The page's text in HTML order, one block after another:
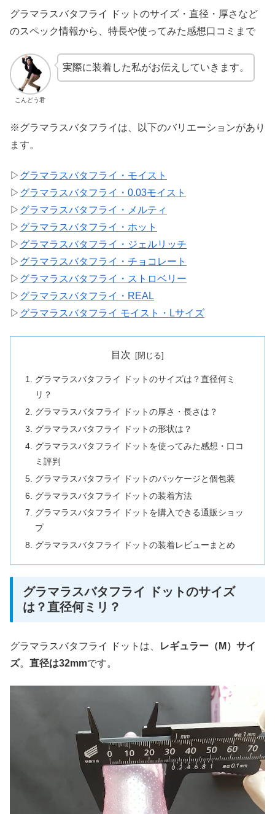
グラマラスバタフライ ドットのサイズ・直径・厚さなど
のスペック情報から、特長や使ってみた感想口コミまで
こんどう君
実際に装着した私がお伝えしていきます。
※グラマラスバタフライは、以下のバリエーションがあり
ます。
▷ グラマラスバタフライ・モイスト
▷ グラマラスバタフライ・0.03モイスト
▷ グラマラスバタフライ・メルティ
▷ グラマラスバタフライ・ホット
▷ グラマラスバタフライ・ジェルリッチ
▷ グラマラスバタフライ・チョコレート
▷ グラマラスバタフライ・ストロベリー
▷ グラマラスバタフライ・REAL
▷ グラマラスバタフライ モイスト・Lサイズ
目次
グラマラスバタフライ ドットのサイズは？直径何ミ
リ？
グラマラスバタフライ ドットの厚さ・長さは？
グラマラスバタフライ ドットの形状は？
グラマラスバタフライ ドットを使ってみた感想・口コ
ミ評判
グラマラスバタフライ ドットのパッケージと個包装
グラマラスバタフライ ドットの装着方法
グラマラスバタフライ ドットを購入できる通販ショッ
プ
グラマラスバタフライ ドットの装着レビューまとめ
グラマラスバタフライ ドットのサイズ
は？直径何ミリ？
グラマラスバタフライ ドットは、
レギュラー（M）サイ
ズ。 直径は32mmです。